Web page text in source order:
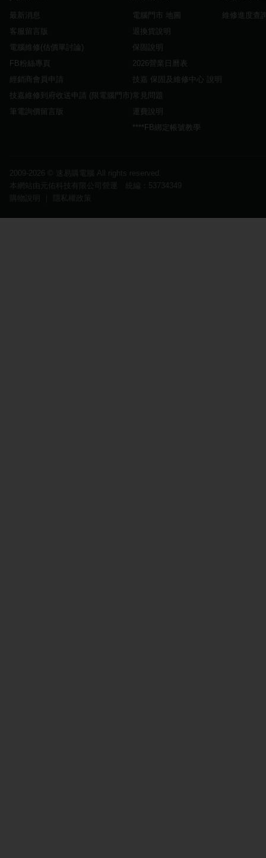
最新消息
客服留言版
電腦維修(估價單討論)
FB粉絲專頁
經銷商會員申請
技嘉維修到府收送申請 (限電腦門市)
筆電詢價留言版
電腦門市 地圖
退換貨說明
保固說明
2026營業日曆表
技嘉 保固及維修中心 說明
常見問題
運費說明
****FB綁定帳號教學
維修進度查